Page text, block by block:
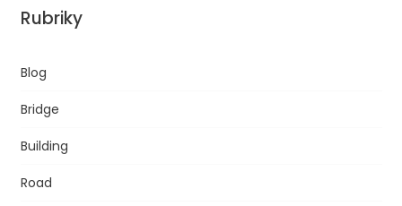
Rubriky
Blog
Bridge
Building
Road